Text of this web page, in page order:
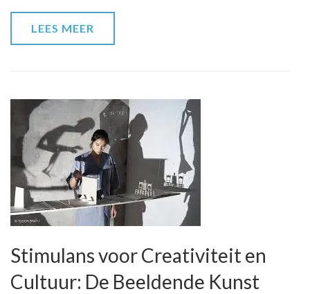
LEES MEER
Stimulans voor Creativiteit en
Cultuur: De Beeldende Kunst